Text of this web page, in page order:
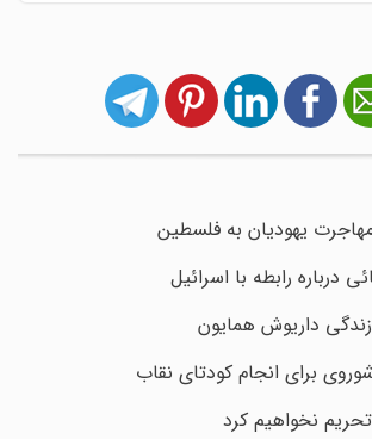
یهودیان به فلسطین
رابطه با اسرائیل
داریوش همایون
برای انجام کودتای نقاب
نخواهیم کرد